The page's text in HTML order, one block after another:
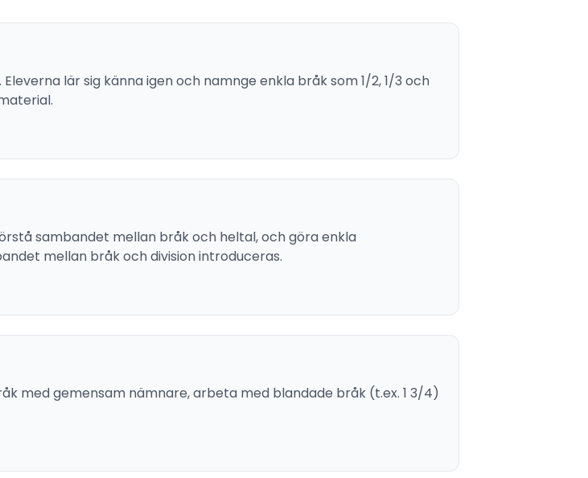
lär sig känna igen och namnge enkla bråk som 1/2, 1/3 och
sambandet mellan bråk och heltal, och göra enkla
mellan bråk och division introduceras.
med gemensam nämnare, arbeta med blandade bråk (t.ex. 1 3/4)